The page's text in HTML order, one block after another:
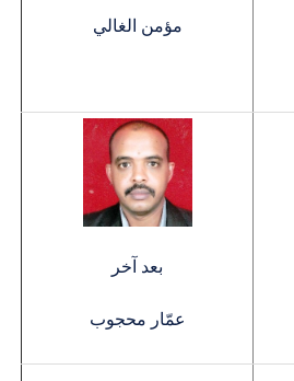
مؤمن الغالي
بعد آخر
عمّار محجوب